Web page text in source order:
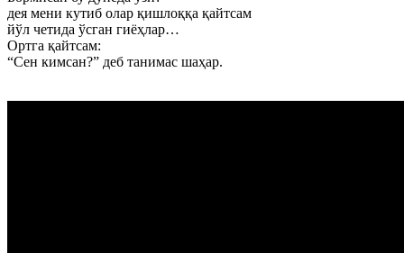
дея мени кутиб олар қишлоққа қайтсам
йўл четида ўсган гиёҳлар…
Ортга қайтсам:
“Сен кимсан?” деб танимас шаҳар.